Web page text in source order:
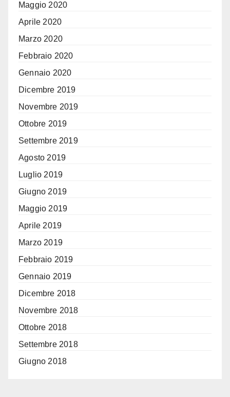
Maggio 2020
Aprile 2020
Marzo 2020
Febbraio 2020
Gennaio 2020
Dicembre 2019
Novembre 2019
Ottobre 2019
Settembre 2019
Agosto 2019
Luglio 2019
Giugno 2019
Maggio 2019
Aprile 2019
Marzo 2019
Febbraio 2019
Gennaio 2019
Dicembre 2018
Novembre 2018
Ottobre 2018
Settembre 2018
Giugno 2018